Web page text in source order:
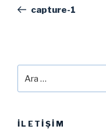
Yazıcapture-1
İLETIŞIM